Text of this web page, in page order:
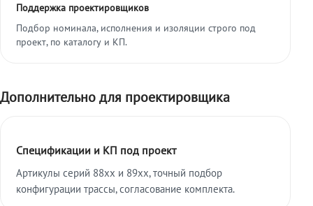
Поддержка проектировщиков
Подбор номинала, исполнения и изоляции строго под
проект, по каталогу и КП.
Дополнительно для проектировщика
Спецификации и КП под проект
Артикулы серий 88xx и 89xx, точный подбор
конфигурации трассы, согласование комплекта.